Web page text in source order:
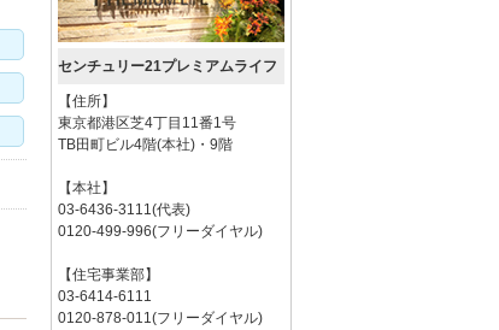
センチュリー21プレミアムライフ
【住所】
東京都港区芝4丁目11番1号
TB田町ビル4階(本社)・9階
【本社】
03-6436-3111(代表)
0120-499-996(フリーダイヤル)
【住宅事業部】
03-6414-6111
0120-878-011(フリーダイヤル)